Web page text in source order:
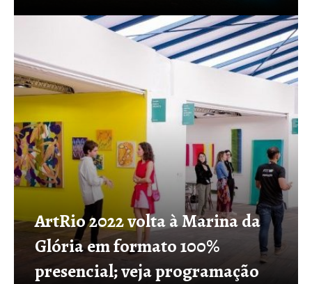
ArtRio 2022 volta à Marina da
Glória em formato 100%
presencial; veja programação